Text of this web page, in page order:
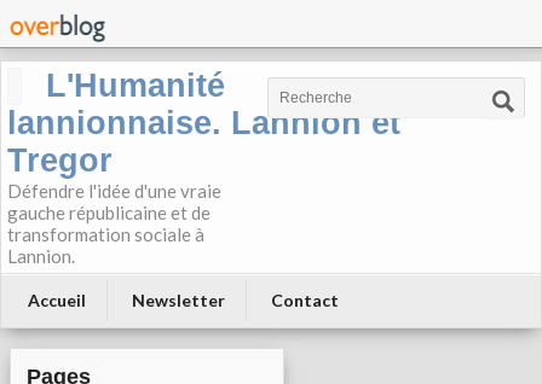
L'Humanité
lannionnaise. Lannion et
Tregor
Défendre l'idée d'une vraie
gauche républicaine et de
transformation sociale à
Lannion.
Accueil Newsletter Contact
Pages